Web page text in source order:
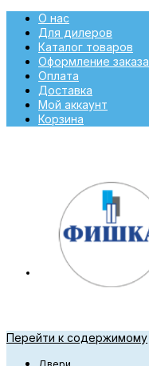
О нас
Для дилеров
Каталог товаров
Оформление заказа
Оплата
Доставка
Мой аккаунт
Корзина
Перейти к содержимому